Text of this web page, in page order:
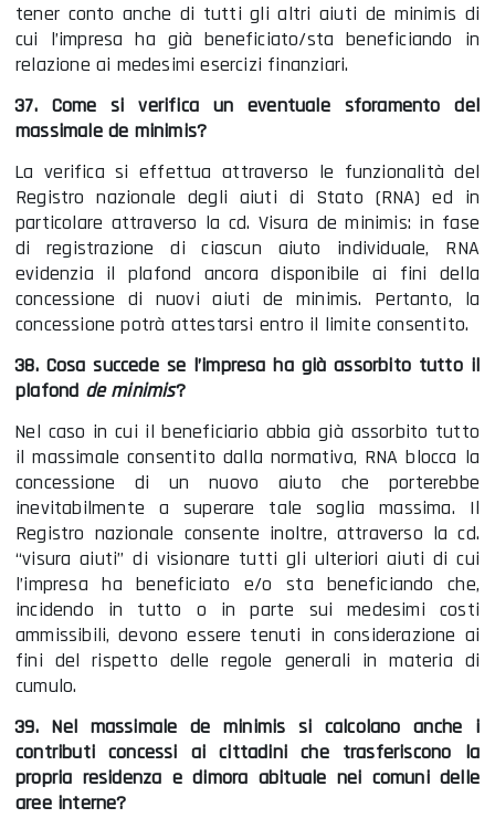
tener conto anche di tutti gli altri aiuti de minimis di
cui l’impresa ha già beneficiato/sta beneficiando in
relazione ai medesimi esercizi finanziari.
37. Come si verifica un eventuale sforamento del
massimale de minimis?
La verifica si effettua attraverso le funzionalità del
Registro nazionale degli aiuti di Stato (RNA) ed in
particolare attraverso la cd. Visura de minimis: in fase
di registrazione di ciascun aiuto individuale, RNA
evidenzia il plafond ancora disponibile ai fini della
concessione di nuovi aiuti de minimis. Pertanto, la
concessione potrà attestarsi entro il limite consentito.
38. Cosa succede se l’impresa ha già assorbito tutto il
plafond de minimis?
Nel caso in cui il beneficiario abbia già assorbito tutto
il massimale consentito dalla normativa, RNA blocca la
concessione di un nuovo aiuto che porterebbe
inevitabilmente a superare tale soglia massima. Il
Registro nazionale consente inoltre, attraverso la cd.
“visura aiuti” di visionare tutti gli ulteriori aiuti di cui
l’impresa ha beneficiato e/o sta beneficiando che,
incidendo in tutto o in parte sui medesimi costi
ammissibili, devono essere tenuti in considerazione ai
fini del rispetto delle regole generali in materia di
cumulo.
39. Nel massimale de minimis si calcolano anche i
contributi concessi ai cittadini che trasferiscono la
propria residenza e dimora abituale nei comuni delle
aree interne?